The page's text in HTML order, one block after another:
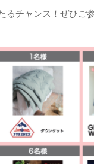
るチャンス！ぜひご